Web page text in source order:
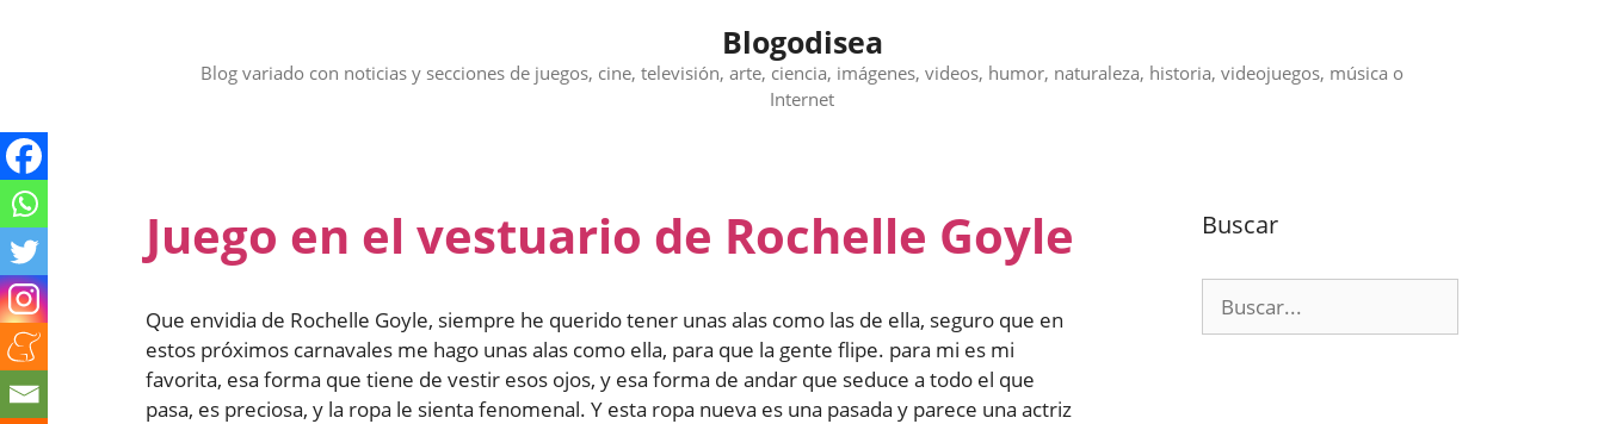
Blogodisea
Blog variado con noticias y secciones de juegos, cine, televisión, arte, ciencia, imágenes, videos, humor, naturaleza, historia, videojuegos, música o
Internet
Juego en el vestuario de Rochelle Goyle
Que envidia de Rochelle Goyle, siempre he querido tener unas alas como las de ella, seguro que en
estos próximos carnavales me hago unas alas como ella, para que la gente flipe. para mi es mi
favorita, esa forma que tiene de vestir esos ojos, y esa forma de andar que seduce a todo el que
pasa, es preciosa, y la ropa le sienta fenomenal. Y esta ropa nueva es una pasada y parece una actriz
Buscar